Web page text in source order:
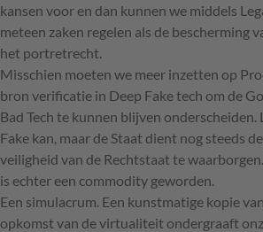
kansen voor en dan kunnen we middels
meteen zaken regelen als de bescherming
het portretrecht.
Misschien moeten we meer inzetten op
bron verificatie in Deep Fake tech om de
Bad Tech te kunnen blijven onderscheiden.
Fake kan, maar de Staat dient nog steeds
veiligheid van de Rechtstaat te
is echter een commodity geworden.
Een simulacrum. Een kunstmatige kopie
opkomst van de virtualiteit ondergraaft